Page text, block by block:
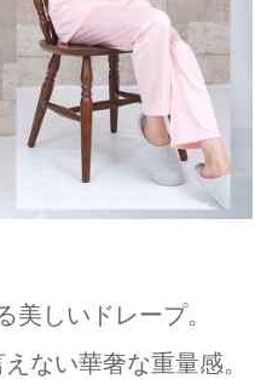
美しいドレープ。
ない華奢な重量感。